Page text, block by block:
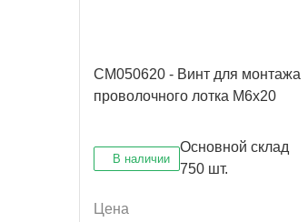
CM050620 - Винт для монтажа
проволочного лотка М6х20
В наличии
Основной склад
750 шт.
Цена